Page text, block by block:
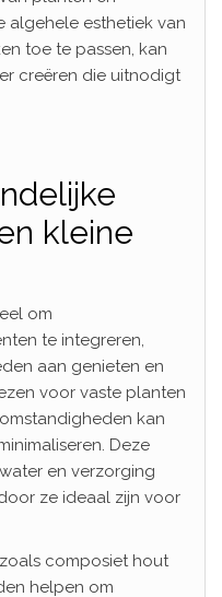
algehele esthetiek van
toe te passen, kan
creëren die uitnodigt
kleine
om
te integreren,
aan genieten en
voor vaste planten
kan
Deze
en verzorging
ze ideaal zijn voor
composiet hout
helpen om